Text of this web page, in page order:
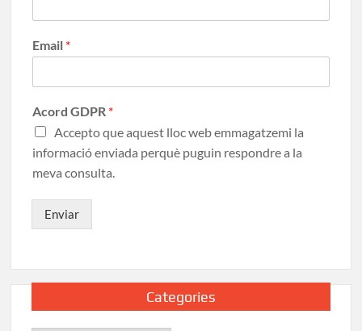
Email *
Acord GDPR *
Accepto que aquest lloc web emmagatzemi la
informació enviada perquè puguin respondre a la
meva consulta.
Enviar
Categories